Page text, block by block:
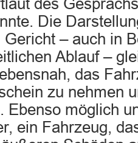
des
Die
– auch in
Ablauf –
das
zu nehmen
Ebenso möglich
ein Fahrzeug,